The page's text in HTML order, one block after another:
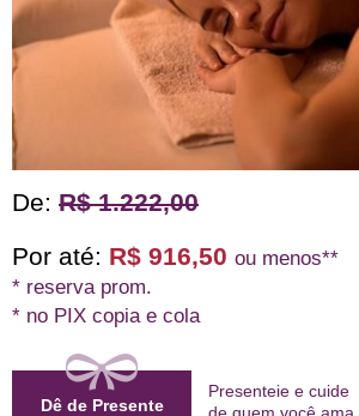
De: R$ 1.222,00
Por até: R$ 916,50 ou menos**
* reserva prom.
* no PIX copia e cola
Dê de Presente
Presenteie e cuide